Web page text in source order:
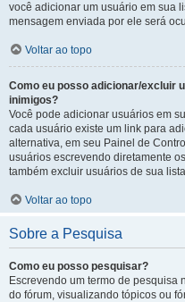
você adicionar um usuário em sua
mensagem enviada por ele será
Voltar ao topo
Como eu posso adicionar/excluir
inimigos?
Você pode adicionar usuários em
cada usuário existe um link para
alternativa, em seu Painel de
usuários escrevendo diretamente
também excluir usuários de sua
Voltar ao topo
Sobre a Pesquisa
Como eu posso pesquisar?
Escrevendo um termo de
do fórum, visualizando tópicos ou